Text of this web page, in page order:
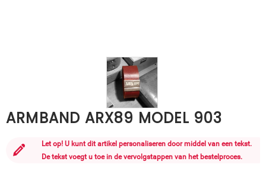
ARMBAND ARX89 MODEL 903
Let op! U kunt dit artikel personaliseren door middel van een tekst.
De tekst voegt u toe in de vervolgstappen van het bestelproces.